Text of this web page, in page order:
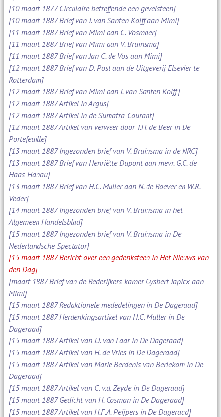
[10 maart 1877 Circulaire betreffende een gevelsteen]
[10 maart 1887 Brief van J. van Santen Kolff aan Mimi]
[11 maart 1887 Brief van Mimi aan C. Vosmaer]
[11 maart 1887 Brief van Mimi aan V. Bruinsma]
[11 maart 1887 Brief van Jan C. de Vos aan Mimi]
[12 maart 1887 Brief van D. Post aan de Uitgeverij Elsevier te
Rotterdam]
[12 maart 1887 Brief van Mimi aan J. van Santen Kolff]
[12 maart 1887 Artikel in Argus]
[12 maart 1887 Artikel in de Sumatra-Courant]
[12 maart 1887 Artikel van verweer door T.H. de Beer in De
Portefeuille]
[13 maart 1887 Ingezonden brief van V. Bruinsma in de NRC]
[13 maart 1887 Brief van Henriëtte Dupont aan mevr. G.C. de
Haas-Hanau]
[13 maart 1887 Brief van H.C. Muller aan N. de Roever en W.R.
Veder]
[14 maart 1887 Ingezonden brief van V. Bruinsma in het
Algemeen Handelsblad]
[15 maart 1887 Ingezonden brief van V. Bruinsma in De
Nederlandsche Spectator]
[15 maart 1887 Bericht over een gedenksteen in Het Nieuws van
den Dag]
[maart 1887 Brief van de Rederijkers-kamer Gysbert Japicx aan
Mimi]
[15 maart 1887 Redaktionele mededelingen in De Dageraad]
[15 maart 1887 Herdenkingsartikel van H.C. Muller in De
Dageraad]
[15 maart 1887 Artikel van J.J. van Laar in De Dageraad]
[15 maart 1887 Artikel van H. de Vries in De Dageraad]
[15 maart 1887 Artikel van Marie Berdenis van Berlekom in De
Dageraad]
[15 maart 1887 Artikel van C. v.d. Zeyde in De Dageraad]
[15 maart 1887 Gedicht van H. Cosman in De Dageraad]
[15 maart 1887 Artikel van H.F.A. Peijpers in De Dageraad]